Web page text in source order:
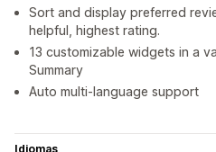
Sort and display preferred
helpful, highest rating.
13 customizable widgets in a
Summary
Auto multi-language support
Idiomas